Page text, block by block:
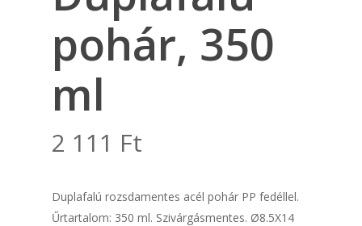
pohár, 350
ml
2 111 Ft
Duplafalú rozsdamentes acél pohár PP fedéllel.
Űrtartalom: 350 ml. Szivárgásmentes. Ø8.5X14